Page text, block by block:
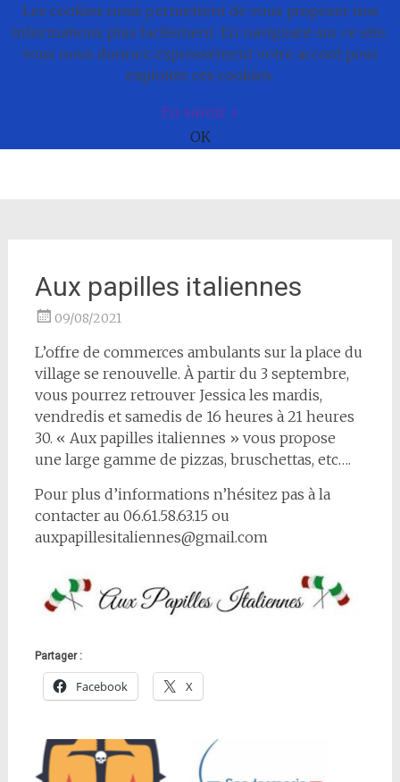
Commune de
Bonnefamille
Aux papilles italiennes
09/08/2021
L’offre de commerces ambulants sur la place du
village se renouvelle. À partir du 3 septembre,
vous pourrez retrouver Jessica les mardis,
vendredis et samedis de 16 heures à 21 heures
30. « Aux papilles italiennes » vous propose
une large gamme de pizzas, bruschettas, etc….
Pour plus d’informations n’hésitez pas à la
contacter au 06.61.58.63.15 ou
auxpapillesitaliennes@gmail.com
Partager :
Facebook X
Les cookies nous permettent de vous proposer nos
informations plus facilement. En naviguant sur ce site,
vous nous donnez expressément votre accord pour
exploiter ces cookies.
En savoir +
OK